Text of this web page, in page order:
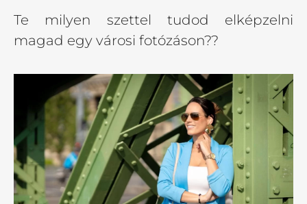
Te milyen szettel tudod elképzelni
magad egy városi fotózáson??